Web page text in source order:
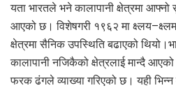
यता भारतले भने कालापानी क्षेत्रमा आफ्नो
आएको छ। विशेषगरी १९६२ मा
क्षेत्रमा सैनिक उपस्थिति बढाएको
कालापानी नजिकैको क्षेत्रलाई मान्दै
फरक ढंगले व्याख्या गरिएको छ। यही